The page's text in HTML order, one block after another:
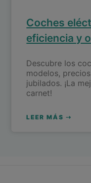
Coches
eficiencia y
Descubre los
modelos,
jubilados. ¡La
carnet!
LEER MÁS ⇢